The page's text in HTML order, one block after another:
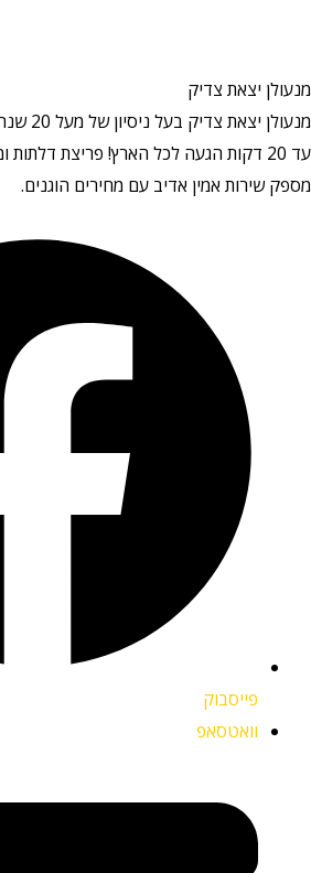
יצאת צדיק
מנעולן יצאת צדיק
עד 20 דקות הגעה לכל הארץ! פריצת דלתות
אמין אדיב עם מחירים הוגנים.
פייסבוק
וואטסאפ